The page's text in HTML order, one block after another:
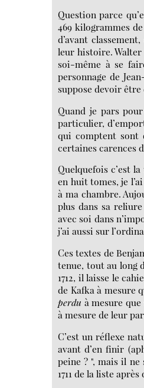
Question parce
469 kilogrammes
d’avant
leur histoire.
soi-même à se
personnage de
suppose devoir
Quand je pars
particulier,
qui comptent sont
certaines carences
Quelquefois c’est
en huit tomes, je
à ma chambre.
plus dans sa
avec soi dans
j’ai aussi sur
Ces textes de
tenue, tout au long
1712, il laisse le
de Kafka à mesure
perdu à mesure
à mesure de leur
C’est un réflexe
avant d’en finir
peine ? ", mais il
1711 de la liste